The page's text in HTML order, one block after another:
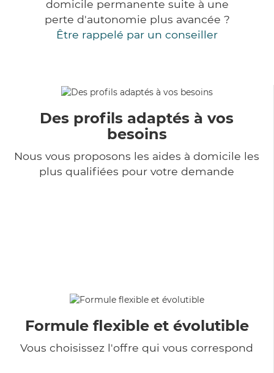
domicile permanente suite à une
perte d'autonomie plus avancée ?
Être rappelé par un conseiller
Des profils adaptés à vos
besoins
Nous vous proposons les aides à domicile les
plus qualifiées pour votre demande
Formule flexible et évolutible
Vous choisissez l'offre qui vous correspond